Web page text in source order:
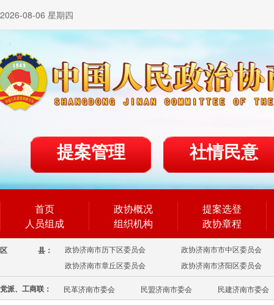
2026-08-06 星期四
提案管理 社情民意
首页
人员组成
政协概况
组织机构
提案选登
政协章程
区 县： 政协济南市历下区委员会
政协济南市市中区委员会
政协济南市章丘区委员会
政协济南市济阳区委员会
党派、工商联： 民革济南市委会 民盟济南市委会 民建济南市委会